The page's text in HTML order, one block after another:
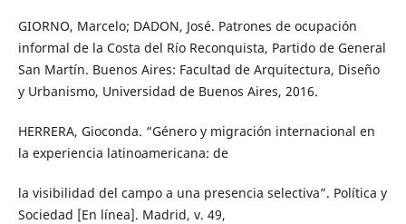
GIORNO, Marcelo; DADON, José. Patrones de ocupación
informal de la Costa del Río Reconquista, Partido de General
San Martín. Buenos Aires: Facultad de Arquitectura, Diseño
y Urbanismo, Universidad de Buenos Aires, 2016.
HERRERA, Gioconda. “Género y migración internacional en
la experiencia latinoamericana: de
la visibilidad del campo a una presencia selectiva”. Política y
Sociedad [En línea]. Madrid, v. 49,